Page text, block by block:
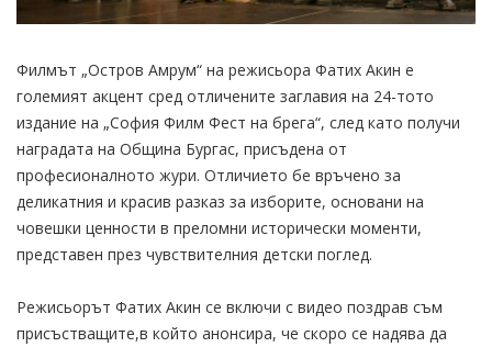
Филмът „Остров Амрум“ на режисьора Фатих Акин е
големият акцент сред отличените заглавия на 24-тото
издание на „София Филм Фест на брега“, след като получи
наградата на Община Бургас, присъдена от
професионалното жури. Отличието бе връчено за
деликатния и красив разказ за изборите, основани на
човешки ценности в преломни исторически моменти,
представен през чувствителния детски поглед.
Режисьорът Фатих Акин се включи с видео поздрав съм
присъстващите,в който анонсира, че скоро се надява да